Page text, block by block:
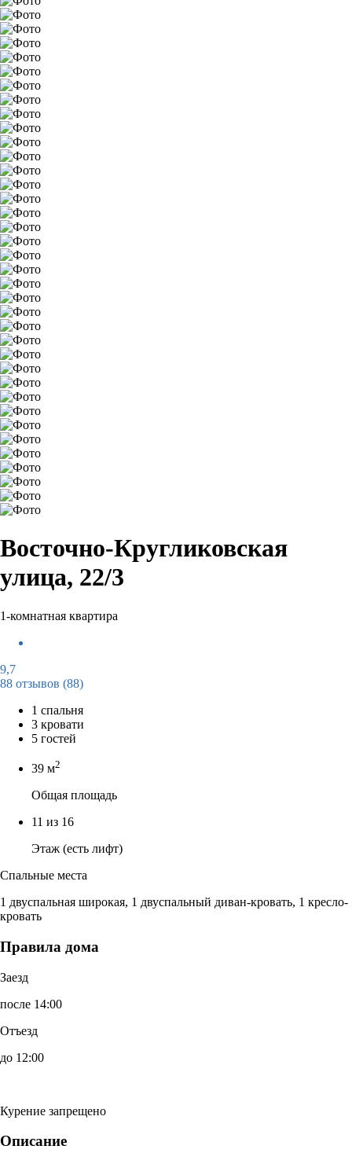
Восточно-Кругликовская
улица, 22/3
1-комнатная квартира
9,7
88 отзывов (88)
1 спальня
3 кровати
5 гостей
39 м2
Общая площадь
11 из 16
Этаж (есть лифт)
Спальные места
1 двуспальная широкая, 1 двуспальный диван-кровать, 1 кресло-
кровать
Правила дома
Заезд
после 14:00
Отъезд
до 12:00
Курение запрещено
Описание